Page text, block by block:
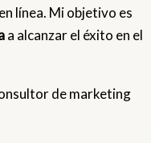
línea. Mi objetivo es
a alcanzar el éxito en el
de marketing